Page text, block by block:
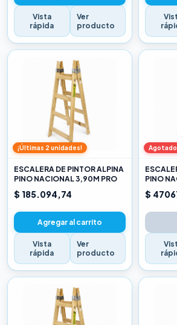
Vista
rápida
Ver
producto
¡Últimas 2 unidades!
ESCALERA DE PINTOR ALPINA
PINO NACIONAL 3,90M PRO
$ 185.094,74
Agregar al carrito
Vista
rápida
Ver
producto
Agotado
PINO
$